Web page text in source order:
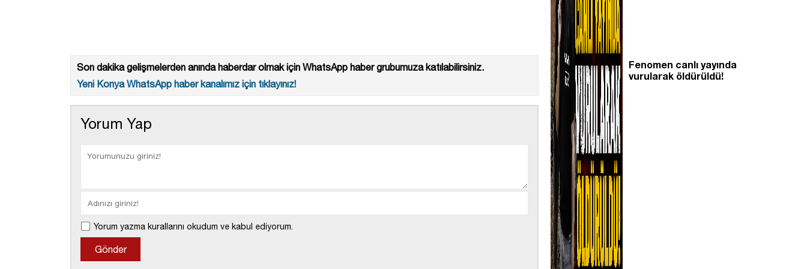
Son dakika gelişmelerden anında haberdar olmak için WhatsApp haber grubumuza katılabilirsiniz.
Yeni Konya WhatsApp haber kanalımız için tıklayınız!
Yorum Yap
Yorum yazma kurallarını okudum ve kabul ediyorum.
Fenomen canlı yayında
vurularak öldürüldü!